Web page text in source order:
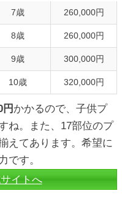
7歳 260,000円
8歳 260,000円
9歳 300,000円
10歳 320,000円
かかるので、子供プ
ね。また、17部位のプ
えてあります。希望に
です。
イトへ